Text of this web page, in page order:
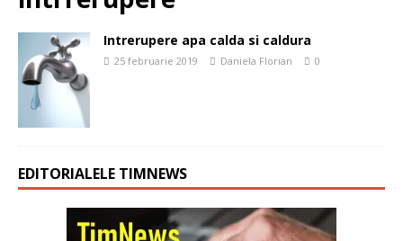
Intrerupere apa calda si caldura
25 februarie 2019 Daniela Florian 0
EDITORIALELE TIMNEWS